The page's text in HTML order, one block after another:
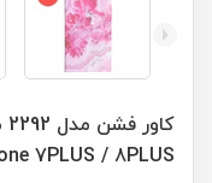
7PLUS / 8PLUS